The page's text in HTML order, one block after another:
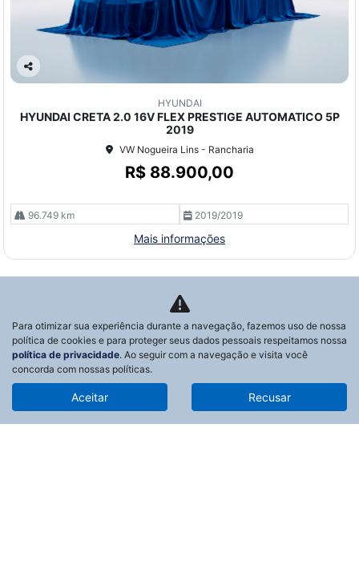
Co
lhe
HYUNDAI
HYUNDAI CRETA 2.0 16V FLEX PRESTIGE AUTOMATICO 5P
2019
VW Nogueira Lins - Rancharia
R$ 88.900,00
96.749 km 2019/2019
Mais informações
Para otimizar sua experiência durante a navegação, fazemos uso de nossa
política de cookies e para proteger seus dados pessoais respeitamos nossa
política de privacidade. Ao seguir com a navegação e visita você
concorda com nossas políticas.
Aceitar Recusar